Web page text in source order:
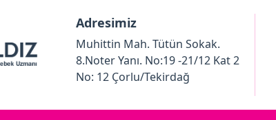
Adresimiz
Muhittin Mah. Tütün Sokak.
8.Noter Yanı. No:19 -21/12 Kat 2
No: 12 Çorlu/Tekirdağ